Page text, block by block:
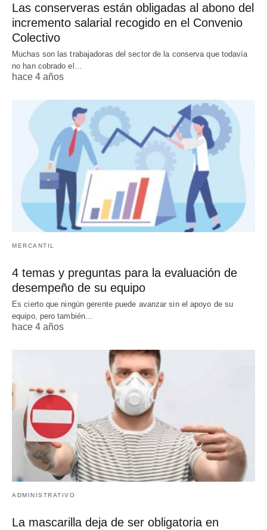
Las conserveras están obligadas al abono del
incremento salarial recogido en el Convenio
Colectivo
Muchas son las trabajadoras del sector de la conserva que todavía
no han cobrado el…
hace 4 años
MERCANTIL
4 temas y preguntas para la evaluación de
desempeño de su equipo
Es cierto que ningún gerente puede avanzar sin el apoyo de su
equipo, pero también…
hace 4 años
ADMINISTRATIVO
La mascarilla deja de ser obligatoria en